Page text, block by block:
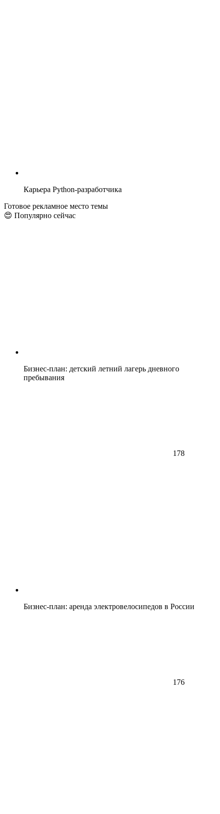
Карьера Python-разработчика
Готовое рекламное место темы
😍 Популярно сейчас
Бизнес-план: детский летний лагерь дневного
пребывания
178
Бизнес-план: аренда электровелосипедов в России
176